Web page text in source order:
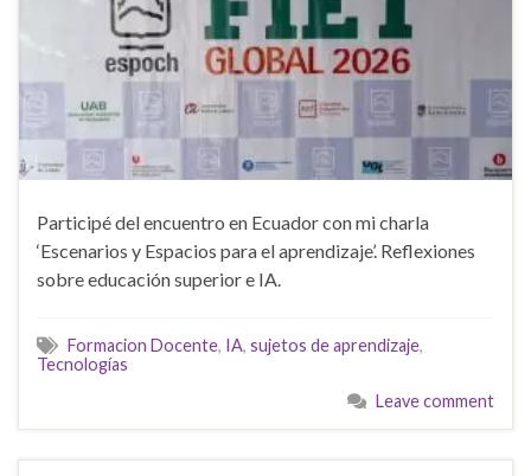
Participé del encuentro en Ecuador con mi charla
‘Escenarios y Espacios para el aprendizaje’. Reflexiones
sobre educación superior e IA.
Formacion Docente, IA, sujetos de aprendizaje,
Tecnologías
Leave comment